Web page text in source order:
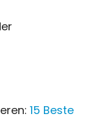
15 Beste